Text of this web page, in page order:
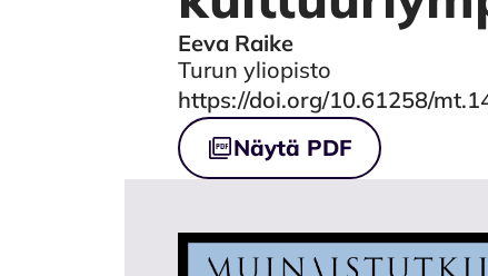
Authors
Eeva Raike
Turun yliopisto
DOI
https://doi.org/10.61258/
Tiedostot
Näytä PDF